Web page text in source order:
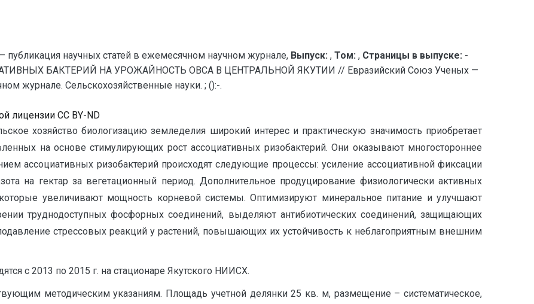
научных статей в ежемесячном научном журнале, Выпуск: , Том: , Страницы в выпуске: -
БАКТЕРИЙ НА УРОЖАЙНОСТЬ ОВСА В ЦЕНТРАЛЬНОЙ ЯКУТИИ // Евразийский Союз Ученых —
журнале. Сельскохозяйственные науки. ; ():-.
лицензии CC BY-ND
хозяйство биологизацию земледелия широкий интерес и практическую значимость приобретает
на основе стимулирующих рост ассоциативных ризобактерий. Они оказывают многостороннее
ассоциативных ризобактерий происходят следующие процессы: усиление ассоциативной фиксации
на гектар за вегетационный период. Дополнительное продуцирование физиологически активных
увеличивают мощность корневой системы. Оптимизируют минеральное питание и улучшают
труднодоступных фосфорных соединений, выделяют антибиотических соединений, защищающих
стрессовых реакций у растений, повышающих их устойчивость к неблагоприятным внешним
с 2013 по 2015 г. на стационаре Якутского НИИСХ.
методическим указаниям. Площадь учетной делянки 25 кв. м, размещение – систематическое,